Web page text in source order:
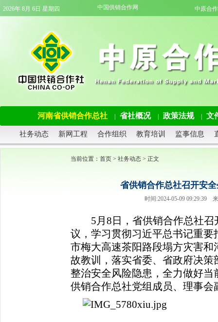
2026年 8月 6日 星期四 中国供销合作网 中原合
河南省供销合作总社 省社概况 政策法规 文
社务动态 新网工程 合作组织 教育培训 监事信息
当前位置： 首页 > 社务动态 > 正文
省供销合作总社召开安
时间:2024-05-09 09:29:39
5月8日，省供销合作总社召
议，学习贯彻习近平总书记重
市梅大高速茶阳路段塌方灾害
故教训，落实省委、省政府决
整治安全风险隐患，全力做好
供销合作总社党组成员、理事